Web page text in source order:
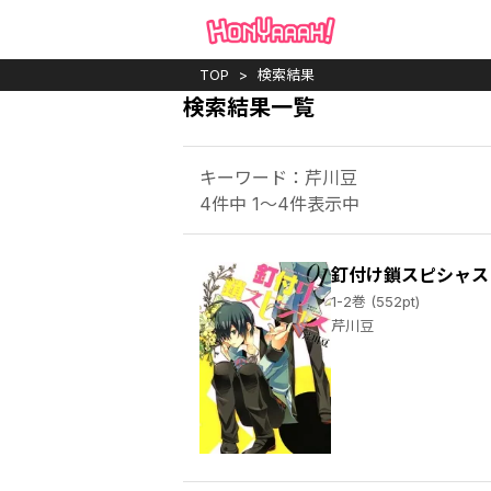
TOP 検索結果
検索結果一覧
キーワード：芹川豆
4件中 1～4件表示中
釘付け鎖スピシャス
1-2巻 (552pt)
芹川豆